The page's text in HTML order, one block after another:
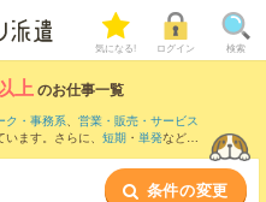
気になる! ログイン 検索
上のお仕事一覧
ク・事務系、 営業・販売・サービス
ます。さらに、 短期 ・ 単発などの
条件の変更